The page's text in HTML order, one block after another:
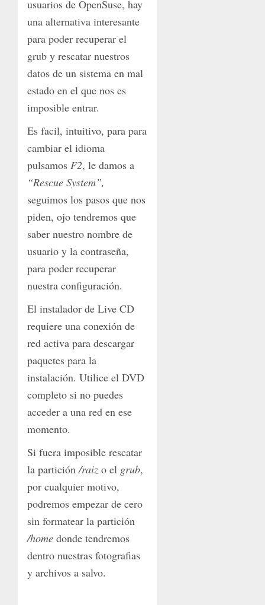
usuarios de OpenSuse, hay
una alternativa interesante
para poder recuperar el
grub y rescatar nuestros
datos de un sistema en mal
estado en el que nos es
imposible entrar.
Es facil, intuitivo, para para
cambiar el idioma
pulsamos F2, le damos a
“Rescue System”,
seguimos los pasos que nos
piden, ojo tendremos que
saber nuestro nombre de
usuario y la contraseña,
para poder recuperar
nuestra configuración.
El instalador de Live CD
requiere una conexión de
red activa para descargar
paquetes para la
instalación. Utilice el DVD
completo si no puedes
acceder a una red en ese
momento.
Si fuera imposible rescatar
la partición/raiz o el grub,
por cualquier motivo,
podremos empezar de cero
sin formatear la partición
/home donde tendremos
dentro nuestras fotografias
y archivos a salvo.